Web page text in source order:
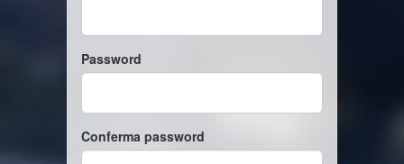
Password
Conferma password